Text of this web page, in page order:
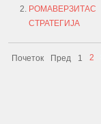
СТРАТЕГИЈА
Почеток Пред 1 2